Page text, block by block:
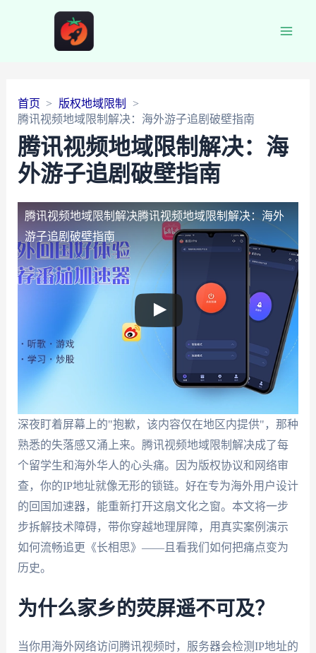
首页
版权地域限制
腾讯视频地域限制解决：海外游子追剧破壁指南
腾讯视频地域限制解决：海
外游子追剧破壁指南
腾讯视频地域限制解决腾讯视频地域限制解决：海外
游子追剧破壁指南
深夜盯着屏幕上的"抱歉，该内容仅在地区内提供"，那种
熟悉的失落感又涌上来。腾讯视频地域限制解决成了每
个留学生和海外华人的心头痛。因为版权协议和网络审
查，你的IP地址就像无形的锁链。好在专为海外用户设计
的回国加速器，能重新打开这扇文化之窗。本文将一步
步拆解技术障碍，带你穿越地理屏障，用真实案例演示
如何流畅追更《长相思》——且看我们如何把痛点变为
历史。
为什么家乡的荧屏遥不可及？
当你用海外网络访问腾讯视频时，服务器会检测IP地址的